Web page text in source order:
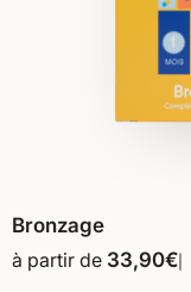
Bronzage
à partir de 33,90€